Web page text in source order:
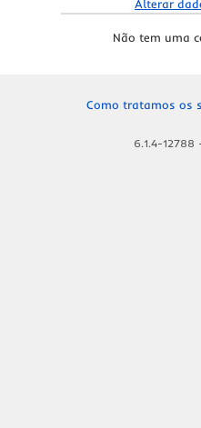
Alterar
Não tem uma
Como tratamos os
6.1.4-12788